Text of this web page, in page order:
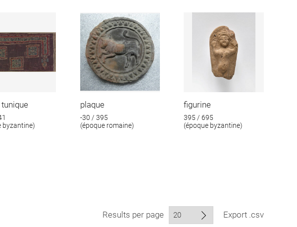
byzantine)
plaque
-30 / 395
(époque romaine)
figurine
395 / 695
(époque byzantine)
Results per page Export .csv